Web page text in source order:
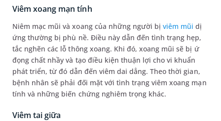
Viêm xoang mạn tính
Niêm mạc mũi và xoang của những người bịviêm mũi dị
ứng thường bị phù nề. Điều này dẫn đến tình trạng hẹp,
tắc nghẽn các lỗ thông xoang. Khi đó, xoang mũi sẽ bị ứ
đọng chất nhầy và tạo điều kiện thuận lợi cho vi khuẩn
phát triển, từ đó dẫn đến viêm dai dẳng. Theo thời gian,
bệnh nhân sẽ phải đối mặt với tình trạng viêm xoang mạn
tính và những biến chứng nghiêm trọng khác.
Viêm tai giữa